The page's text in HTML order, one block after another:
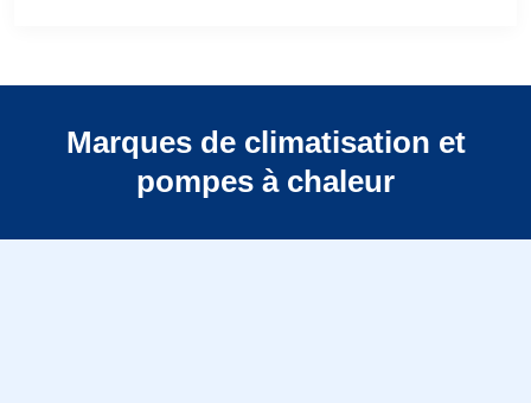
Marques de climatisation et
pompes à chaleur